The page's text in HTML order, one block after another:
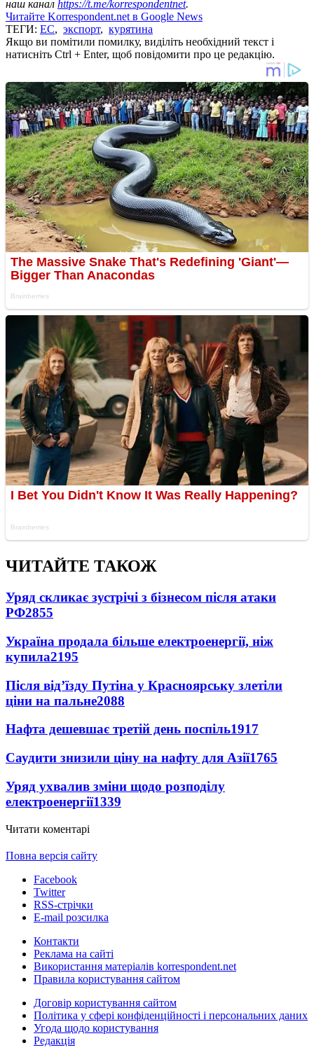
наш канал https://t.me/korrespondentnet.
Читайте Korrespondent.net в Google News
ТЕГИ: ЕС, экспорт, курятина
Якщо ви помітили помилку, виділіть необхідний текст і
натисніть Ctrl + Enter, щоб повідомити про це редакцію.
ЧИТАЙТЕ ТАКОЖ
Уряд скликає зустрічі з бізнесом після атаки
РФ2855
Україна продала більше електроенергії, ніж
купила2195
Після від’їзду Путіна у Красноярську злетіли
ціни на пальне2088
Нафта дешевшає третій день поспіль1917
Саудити знизили ціну на нафту для Азії1765
Уряд ухвалив зміни щодо розподілу
електроенергії1339
Читати коментарі
Повна версія сайту
Facebook
Twitter
RSS-стрічки
E-mail розсилка
Контакти
Реклама на сайті
Використання матеріалів korrespondent.net
Правила користування сайтом
Договір користування сайтом
Політика у сфері конфіденційності і персональних даних
Угода щодо користування
Редакція